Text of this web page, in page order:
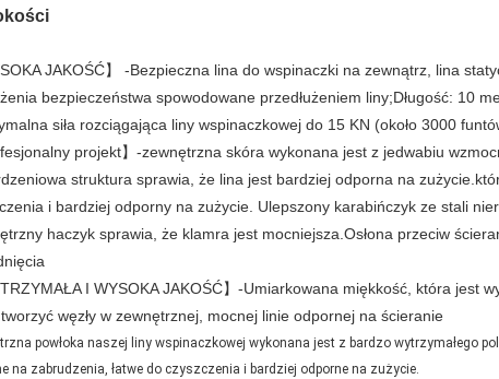
JAKOŚĆ】 -Bezpieczna lina do wspinaczki na zewnątrz, lina
bezpieczeństwa spowodowane przedłużeniem liny;Długość: 10
siła rozciągająca liny wspinaczkowej do 15 KN (około 3000
projekt】-zewnętrzna skóra wykonana jest z jedwabiu
struktura sprawia, że ​​lina jest bardziej odporna na
i bardziej odporny na zużycie. Ulepszony karabińczyk ze stali
haczyk sprawia, że ​​klamra jest mocniejsza.Osłona przeciw
I WYSOKA JAKOŚĆ】-Umiarkowana miękkość, która jest
tworzyć węzły w zewnętrznej, mocnej linie odpornej na ścieranie
powłoka naszej liny wspinaczkowej wykonana jest z bardzo wytrzymałego
na zabrudzenia, łatwe do czyszczenia i bardziej odporne na zużycie.